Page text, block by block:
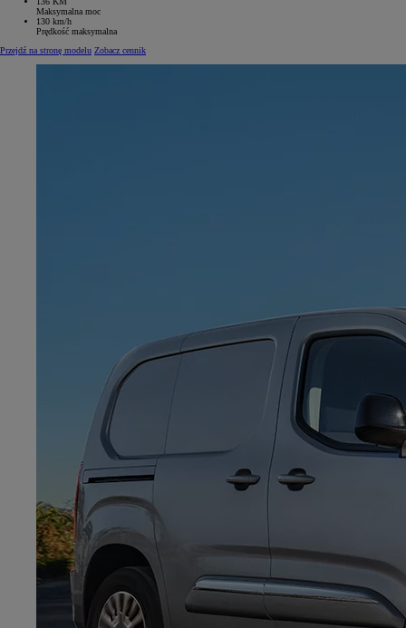
Maksymalna moc
130 km/h
Prędkość maksymalna
Przejdź na stronę modelu Zobacz cennik